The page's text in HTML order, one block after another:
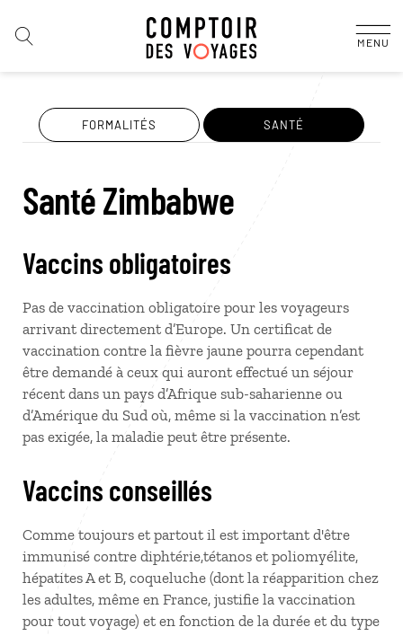
MENU
FORMALITÉS SANTÉ
Santé Zimbabwe
Vaccins obligatoires
Pas de vaccination obligatoire pour les voyageurs
arrivant directement d’Europe. Un certificat de
vaccination contre la fièvre jaune pourra cependant
être demandé à ceux qui auront effectué un séjour
récent dans un pays d’Afrique sub-saharienne ou
d’Amérique du Sud où, même si la vaccination n’est
pas exigée, la maladie peut être présente.
Vaccins conseillés
Comme toujours et partout il est important d'être
immunisé contre diphtérie,tétanos et poliomyélite,
hépatites A et B, coqueluche (dont la réapparition chez
les adultes, même en France, justifie la vaccination
pour tout voyage) et en fonction de la durée et du type